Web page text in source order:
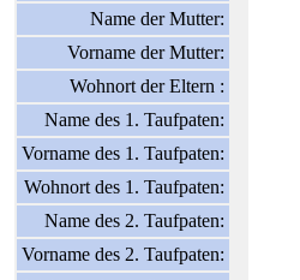
Name der Mutter:
Vorname der Mutter:
Wohnort der Eltern :
Name des 1. Taufpaten:
Vorname des 1. Taufpaten:
Wohnort des 1. Taufpaten:
Name des 2. Taufpaten:
Vorname des 2. Taufpaten: